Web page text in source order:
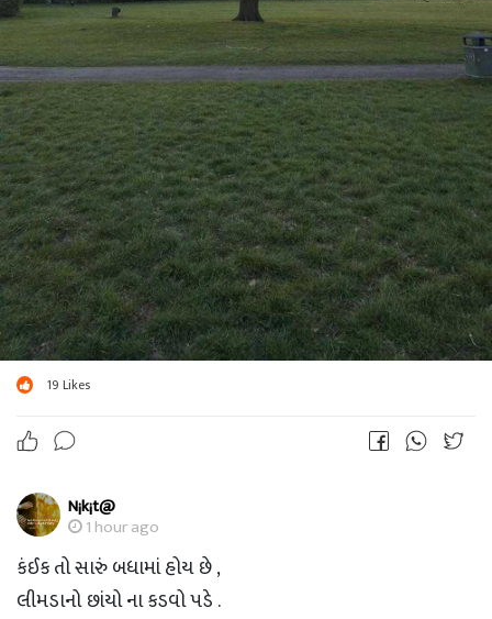
19 Likes
N¡k¡t@
1 hour ago
કંઈક તો સારું બધામાં હોય છે ,
લીમડાનો છાંયો ના કડવો પડે .